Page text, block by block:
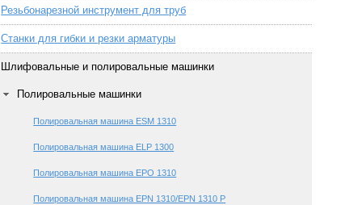
Резьбонарезной инструмент для труб
Станки для гибки и резки арматуры
Шлифовальные и полировальные машинки
Полировальные машинки
Полировальная машина ESM 1310
Полировальная машина ELP 1300
Полировальная машина EPO 1310
Полировальная машина EPN 1310/EPN 1310 P